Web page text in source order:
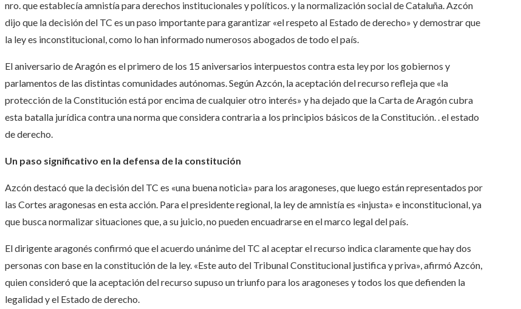
nro. que establecía amnistía para derechos institucionales y políticos. y la normalización social de Cataluña. Azcón
dijo que la decisión del TC es un paso importante para garantizar «el respeto al Estado de derecho» y demostrar que
la ley es inconstitucional, como lo han informado numerosos abogados de todo el país.
El aniversario de Aragón es el primero de los 15 aniversarios interpuestos contra esta ley por los gobiernos y
parlamentos de las distintas comunidades autónomas. Según Azcón, la aceptación del recurso refleja que «la
protección de la Constitución está por encima de cualquier otro interés» y ha dejado que la Carta de Aragón cubra
esta batalla jurídica contra una norma que considera contraria a los principios básicos de la Constitución. . el estado
de derecho.
Un paso significativo en la defensa de la constitución
Azcón destacó que la decisión del TC es «una buena noticia» para los aragoneses, que luego están representados por
las Cortes aragonesas en esta acción. Para el presidente regional, la ley de amnistía es «injusta» e inconstitucional, ya
que busca normalizar situaciones que, a su juicio, no pueden encuadrarse en el marco legal del país.
El dirigente aragonés confirmó que el acuerdo unánime del TC al aceptar el recurso indica claramente que hay dos
personas con base en la constitución de la ley. «Este auto del Tribunal Constitucional justifica y priva», afirmó Azcón,
quien consideró que la aceptación del recurso supuso un triunfo para los aragoneses y todos los que defienden la
legalidad y el Estado de derecho.